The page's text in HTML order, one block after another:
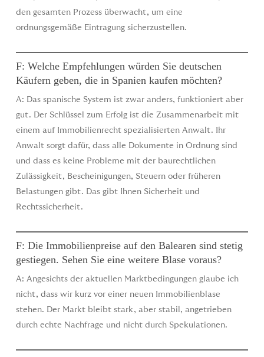
den gesamten Prozess überwacht, um eine
ordnungsgemäße Eintragung sicherzustellen.
F: Welche Empfehlungen würden Sie deutschen
Käufern geben, die in Spanien kaufen möchten?
A: Das spanische System ist zwar anders, funktioniert aber
gut. Der Schlüssel zum Erfolg ist die Zusammenarbeit mit
einem auf Immobilienrecht spezialisierten Anwalt. Ihr
Anwalt sorgt dafür, dass alle Dokumente in Ordnung sind
und dass es keine Probleme mit der baurechtlichen
Zulässigkeit, Bescheinigungen, Steuern oder früheren
Belastungen gibt. Das gibt Ihnen Sicherheit und
Rechtssicherheit.
F: Die Immobilienpreise auf den Balearen sind stetig
gestiegen. Sehen Sie eine weitere Blase voraus?
A: Angesichts der aktuellen Marktbedingungen glaube ich
nicht, dass wir kurz vor einer neuen Immobilienblase
stehen. Der Markt bleibt stark, aber stabil, angetrieben
durch echte Nachfrage und nicht durch Spekulationen.